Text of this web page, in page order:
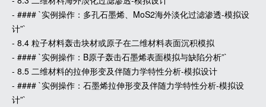
- #### `实例操作：多孔石墨烯、MoS2海外淡化过滤渗透-模拟设
计”`
- 8.4 粒子材料轰击块材或原子在二维材料表面沉积模拟
- #### `实例操作：B原子轰击石墨烯表面模拟与缺陷分析”`
- 8.5 二维材料的拉伸形变及伴随力学特性分析-模拟设计
- #### `实例操作：石墨烯拉伸形变及伴随力学特性分析-模拟设
计”`